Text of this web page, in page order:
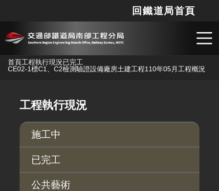
跳到主要內容
回鐵道局首頁
首頁工程執行現況已完工
CE02-1標C1、C2檢測驗證設備廠房土建工程110年05月工程概況
工程執行現況
施工中
已完工
公共藝術